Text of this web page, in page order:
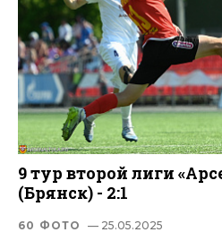
9 тур второй лиги
(Брянск) - 2:1
60 ФОТО — 25.05.2025